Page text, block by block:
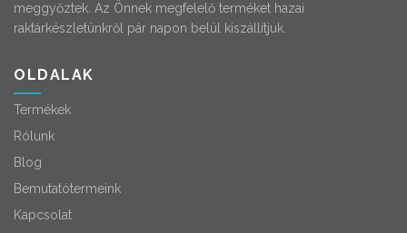
meggyőztek. Az Önnek megfelelő terméket hazai
raktárkészletünkről pár napon belül kiszállítjuk.
OLDALAK
Termékek
Rólunk
Blog
Bemutatótermeink
Kapcsolat